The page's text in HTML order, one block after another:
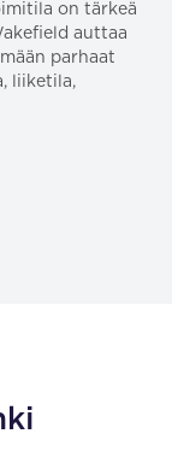
on tärkeä
auttaa
parhaat
liiketila,